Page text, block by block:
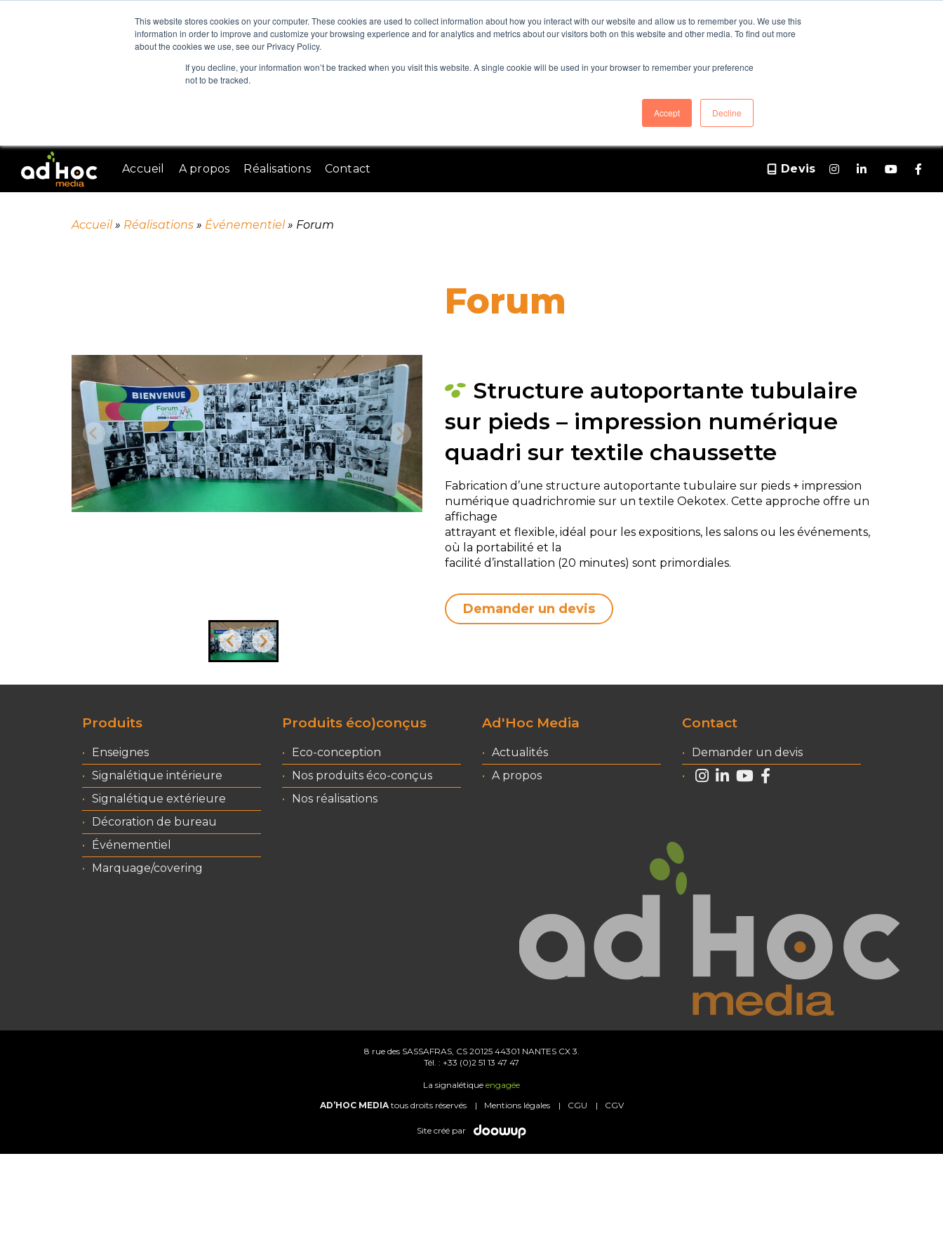
This website stores cookies on your computer. These cookies are used to collect information about how you interact with our website and allow us to remember you. We use this
information in order to improve and customize your browsing experience and for analytics and metrics about our visitors both on this website and other media. To find out more
about the cookies we use, see our Privacy Policy.
If you decline, your information won’t be tracked when you visit this website. A single cookie will be used in your browser to remember your preference
not to be tracked.
Accept Decline
Accueil A propos Réalisations Contact Devis
Accueil» Réalisations » Événementiel» Forum
Forum
Structure autoportante tubulaire
sur pieds – impression numérique
quadri sur textile chaussette
Fabrication d’une structure autoportante tubulaire sur pieds + impression
numérique quadrichromie sur un textile Oekotex. Cette approche offre un
affichage
attrayant et flexible, idéal pour les expositions, les salons ou les événements,
où la portabilité et la
facilité d’installation (20 minutes) sont primordiales.
Demander un devis
Produits
Enseignes
Signalétique intérieure
Signalétique extérieure
Décoration de bureau
Événementiel
Marquage/covering
Produits éco)conçus
Eco-conception
Nos produits éco-conçus
Nos réalisations
Ad'Hoc Media
Actualités
A propos
Contact
Demander un devis
8 rue des SASSAFRAS, CS 20125 44301 NANTES CX 3.
Tél. : +33 (0)2 51 13 47 47
La signalétique engagée
AD’HOC MEDIAtous droits réservés Mentions légales CGU CGV
Site créé par